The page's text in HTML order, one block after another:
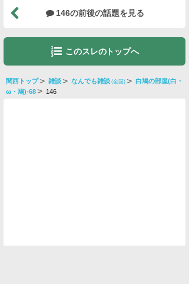
146の前後の話題を見る
このスレのトップへ
関西トップ 雑談 なんでも雑談 (全国)
白鳩の部屋(白・
ω・鳩)-68
146